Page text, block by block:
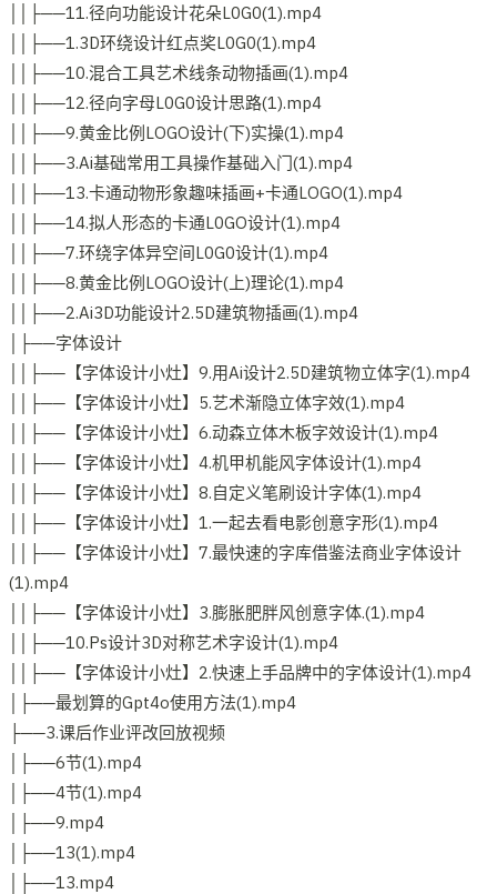
││├──11.径向功能设计花朵L0G0(1).mp4
││├──1.3D环绕设计红点奖L0G0(1).mp4
││├──10.混合工具艺术线条动物插画(1).mp4
││├──12.径向字母L0G0设计思路(1).mp4
││├──9.黄金比例LOGO设计(下)实操(1).mp4
││├──3.Ai基础常用工具操作基础入门(1).mp4
││├──13.卡通动物形象趣味插画+卡通LOGO(1).mp4
││├──14.拟人形态的卡通L0GO设计(1).mp4
││├──7.环绕字体异空间L0G0设计(1).mp4
││├──8.黄金比例LOGO设计(上)理论(1).mp4
││├──2.Ai3D功能设计2.5D建筑物插画(1).mp4
│├──字体设计
││├──【字体设计小灶】9.用Ai设计2.5D建筑物立体字(1).mp4
││├──【字体设计小灶】5.艺术渐隐立体字效(1).mp4
││├──【字体设计小灶】6.动森立体木板字效设计(1).mp4
││├──【字体设计小灶】4.机甲机能风字体设计(1).mp4
││├──【字体设计小灶】8.自定义笔刷设计字体(1).mp4
││├──【字体设计小灶】1.一起去看电影创意字形(1).mp4
││├──【字体设计小灶】7.最快速的字库借鉴法商业字体设计
(1).mp4
││├──【字体设计小灶】3.膨胀肥胖风创意字体.(1).mp4
││├──10.Ps设计3D对称艺术字设计(1).mp4
││├──【字体设计小灶】2.快速上手品牌中的字体设计(1).mp4
│├──最划算的Gpt4o使用方法(1).mp4
├──3.课后作业评改回放视频
│├──6节(1).mp4
│├──4节(1).mp4
│├──9.mp4
│├──13(1).mp4
│├──13.mp4